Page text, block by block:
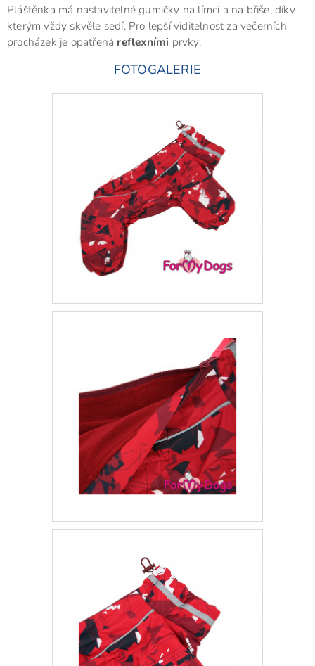
Pláštěnka má nastavitelné gumičky na límci a na břiše, díky
kterým vždy skvěle sedí. Pro lepší viditelnost za večerních
procházek je opatřená reflexními prvky.
FOTOGALERIE